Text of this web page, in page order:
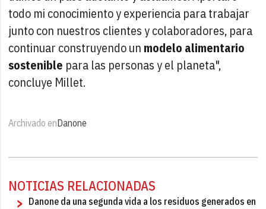
todo mi conocimiento y experiencia para trabajar
junto con nuestros clientes y colaboradores, para
continuar construyendo un modelo alimentario
sostenible para las personas y el planeta",
concluye Millet.
Archivado enDanone
NOTICIAS RELACIONADAS
Danone da una segunda vida a los residuos generados en